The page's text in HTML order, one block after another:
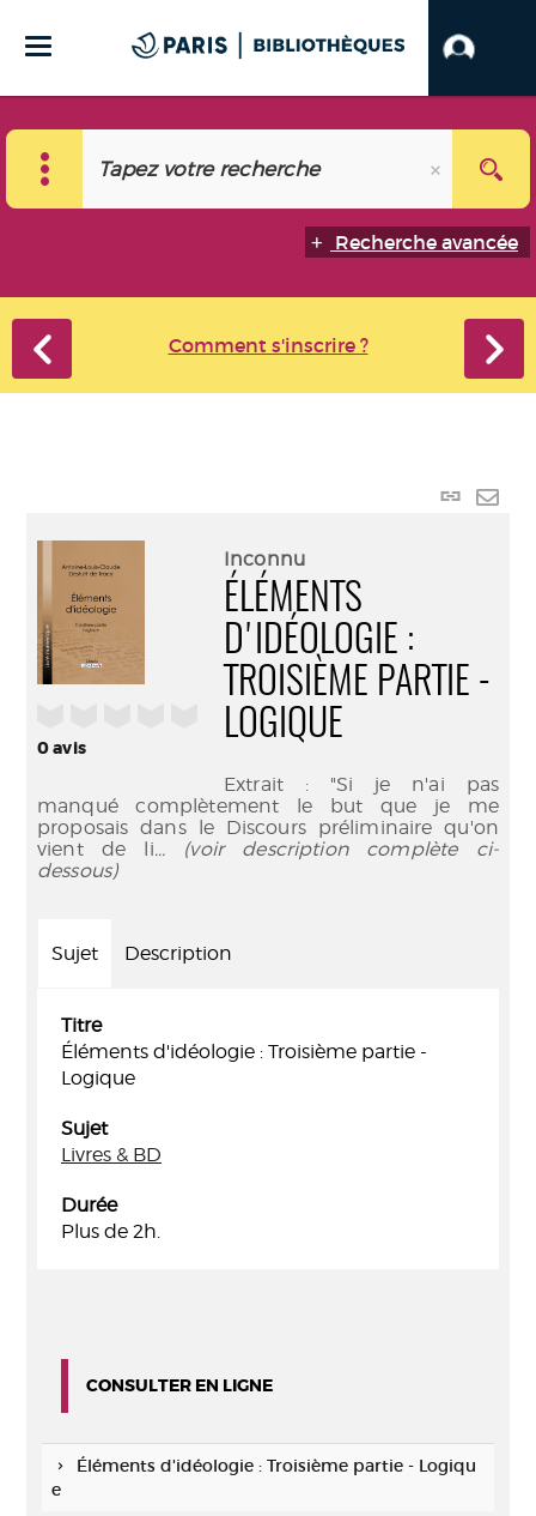
Recherche avancée
Comment s'inscrire ?
Lien
0avis
Inconnu
ÉLÉMENTS
D'IDÉOLOGIE :
TROISIÈME PARTIE -
LOGIQUE
Extrait : "Si je n'ai pas
manqué complètement le but que je me
proposais dans le Discours préliminaire qu'on
vient de li... (voir description complète ci-
dessous)
Sujet Description
Titre
Éléments d'idéologie : Troisième partie -
Logique
Sujet
Livres & BD
Durée
Plus de 2h.
CONSULTER EN LIGNE
Éléments d'idéologie : Troisième partie - Logiqu
e